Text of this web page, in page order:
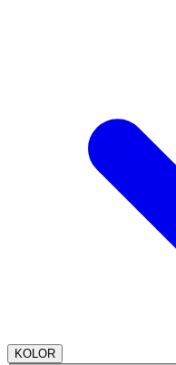
KOLOR